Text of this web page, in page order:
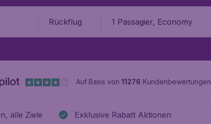
Rückflug 1 Passagier, Economy
Auf Basis von 11276 Kundenbewertungen
alle Ziele Exklusive Rabatt Aktionen